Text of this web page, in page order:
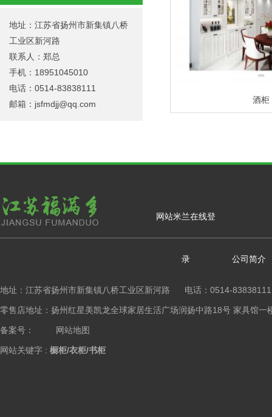
地址：江苏省扬州市新集镇八桥
工业区新河路
联系人：郑总
手机：18951045010
电话：0514-83838111
邮箱： jsfmdjj@qq.com 酒柜
网站米兰在线登
录 公司简介
地址：江苏省扬州市新集镇八桥工业区新河路 电话：0514-
零售店地址：扬州红星美凯龙全球家居生活广场润扬中路18号 家具
备案号： 网站地图
网站关键字 : 橱柜/衣柜/书柜